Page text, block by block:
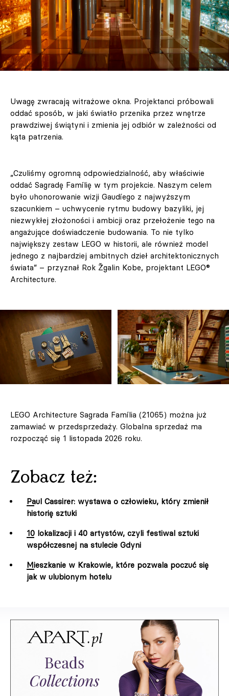
Uwagę zwracają witrażowe okna. Projektanci próbowali
oddać sposób, w jaki światło przenika przez wnętrze
prawdziwej świątyni i zmienia jej odbiór w zależności od
kąta patrzenia.
„Czuliśmy ogromną odpowiedzialność, aby właściwie
oddać Sagradę Famílię w tym projekcie. Naszym celem
było uhonorowanie wizji Gaudíego z najwyższym
szacunkiem – uchwycenie rytmu budowy bazyliki, jej
niezwykłej złożoności i ambicji oraz przełożenie tego na
angażujące doświadczenie budowania. To nie tylko
największy zestaw LEGO w historii, ale również model
jednego z najbardziej ambitnych dzieł architektonicznych
świata” – przyznał Rok Žgalin Kobe, projektant LEGO®
Architecture.
LEGO Architecture Sagrada Família (21065) można już
zamawiać w przedsprzedaży. Globalna sprzedaż ma
rozpocząć się 1 listopada 2026 roku.
Zobacz też:
Paul Cassirer: wystawa o człowieku, który zmienił
historię sztuki
10 lokalizacji i 40 artystów, czyli festiwal sztuki
współczesnej na stulecie Gdyni
Mieszkanie w Krakowie, które pozwala poczuć się
jak w ulubionym hotelu